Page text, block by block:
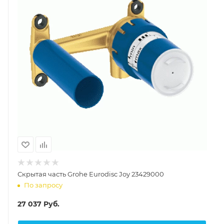
Скрытая часть Grohe Eurodisc Joy 23429000
По запросу
27 037 Руб.